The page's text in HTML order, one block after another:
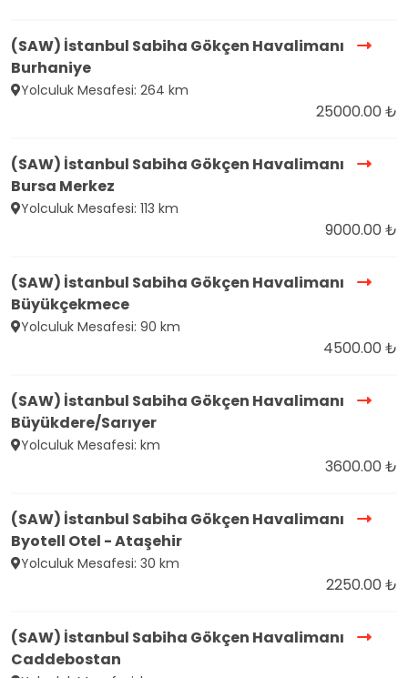
(SAW) İstanbul Sabiha Gökçen Havalimanı
Burhaniye
Yolculuk Mesafesi: 264 km
25000.00 ₺
(SAW) İstanbul Sabiha Gökçen Havalimanı
Bursa Merkez
Yolculuk Mesafesi: 113 km
9000.00 ₺
(SAW) İstanbul Sabiha Gökçen Havalimanı
Büyükçekmece
Yolculuk Mesafesi: 90 km
4500.00 ₺
(SAW) İstanbul Sabiha Gökçen Havalimanı
Büyükdere/Sarıyer
Yolculuk Mesafesi: km
3600.00 ₺
(SAW) İstanbul Sabiha Gökçen Havalimanı
Byotell Otel - Ataşehir
Yolculuk Mesafesi: 30 km
2250.00 ₺
(SAW) İstanbul Sabiha Gökçen Havalimanı
Caddebostan